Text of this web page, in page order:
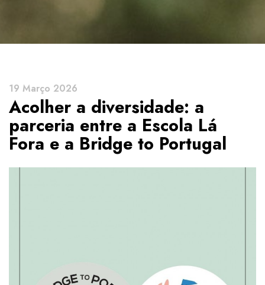
19 Março 2026
Acolher a diversidade: a
parceria entre a Escola Lá
Fora e a Bridge to Portugal